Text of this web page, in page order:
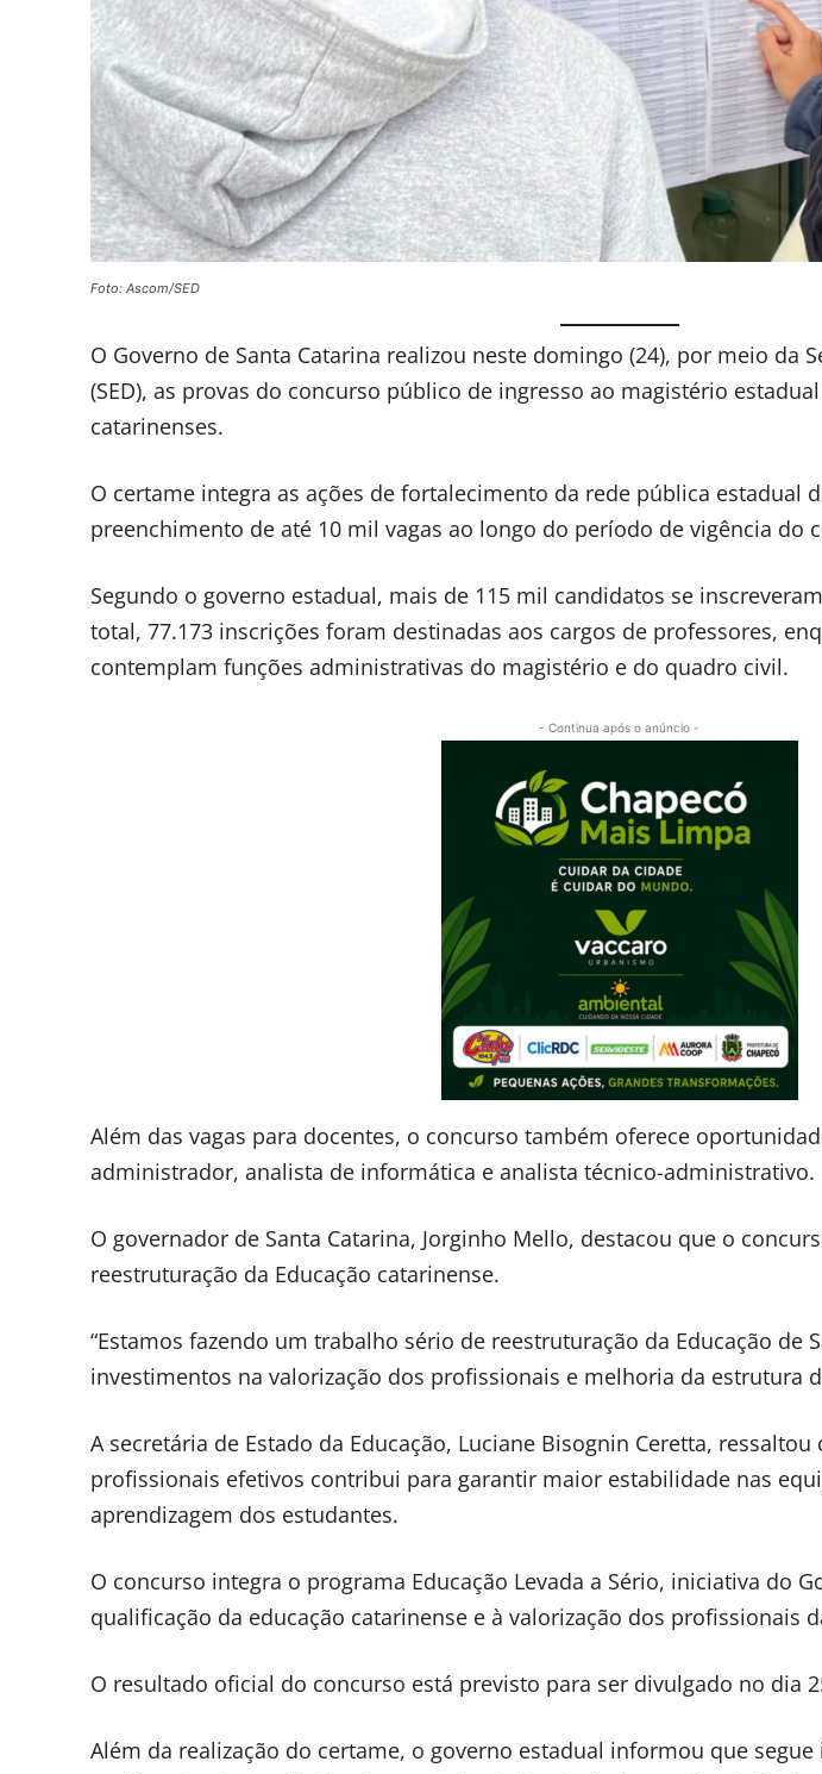
Foto: Ascom/SED
O Governo de Santa Catarina realizou neste domingo (24), por meio da
(SED), as provas do concurso público de ingresso ao magistério
catarinenses.
O certame integra as ações de fortalecimento da rede pública estadual
preenchimento de até 10 mil vagas ao longo do período de vigência do
Segundo o governo estadual, mais de 115 mil candidatos se
total, 77.173 inscrições foram destinadas aos cargos de professores,
contemplam funções administrativas do magistério e do quadro civil.
- Continua após o anúncio -
Além das vagas para docentes, o concurso também oferece
administrador, analista de informática e analista técnico-administrativo.
O governador de Santa Catarina, Jorginho Mello, destacou que o
reestruturação da Educação catarinense.
“Estamos fazendo um trabalho sério de reestruturação da Educação de
investimentos na valorização dos profissionais e melhoria da estrutura
A secretária de Estado da Educação, Luciane Bisognin Ceretta,
profissionais efetivos contribui para garantir maior estabilidade nas
aprendizagem dos estudantes.
O concurso integra o programa Educação Levada a Sério, iniciativa do
qualificação da educação catarinense e à valorização dos profissionais
O resultado oficial do concurso está previsto para ser divulgado no dia
Além da realização do certame, o governo estadual informou que